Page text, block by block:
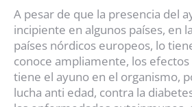
A pesar de que la presencia del
incipiente en algunos países, en
países nórdicos europeos, lo
conoce ampliamente, los
tiene el ayuno en el organismo,
lucha anti edad, contra la